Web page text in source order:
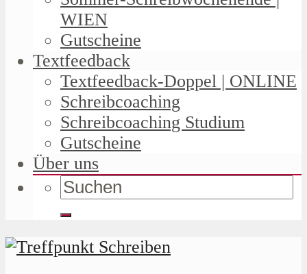
WIEN
Gutscheine
Textfeedback
Textfeedback-Doppel | ONLINE
Schreibcoaching
Schreibcoaching Studium
Gutscheine
Über uns